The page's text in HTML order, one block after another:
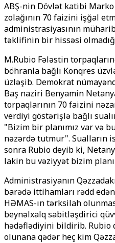
ABŞ-nin Dövlət katibi
zolağının 70 faizini işğal
administrasiyasının
təklifinin bir hissəsi
M.Rubio Fələstin
böhranla bağlı Konqres
üzləşib. Demokrat
Baş naziri Benyamin
torpaqlarının 70 faizini
verdiyi göstərişlə bağlı
"Bizim bir planımız var və
nəzərdə tutmur". Sualların
sonra Rubio deyib ki,
lakin bu vəziyyət bizim
Administrasiyanın
barədə ittihamları rədd
HƏMAS-ın tərksilah
beynəlxalq sabitləşdirici
hədəflədiyini bildirib. Rubio
olunana qədər heç kim